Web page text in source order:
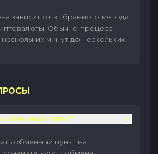
зависит от выбранного метода
Обычно процесс
минут до нескольких
обменный пункт?
обменный пункт на